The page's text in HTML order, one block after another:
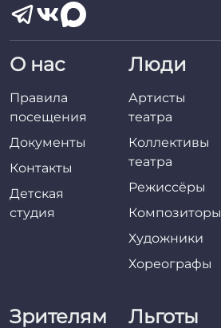
О нас
Правила
посещения
Документы
Контакты
Детская
студия
Люди
Артисты
театра
Коллективы
театра
Режиссёры
Композиторы
Художники
Хореографы
Зрителям Льготы